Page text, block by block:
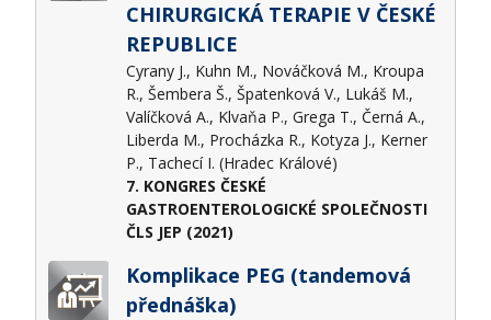
CHIRURGICKÁ TERAPIE V ČESKÉ
REPUBLICE
Cyrany J., Kuhn M., Nováčková M., Kroupa
R., Šembera Š., Špatenková V., Lukáš M.,
Valíčková A., Klvaňa P., Grega T., Černá A.,
Liberda M., Procházka R., Kotyza J., Kerner
P., Tachecí I. (Hradec Králové)
7. KONGRES ČESKÉ
GASTROENTEROLOGICKÉ SPOLEČNOSTI
ČLS JEP (2021)
Komplikace PEG (tandemová
přednáška)